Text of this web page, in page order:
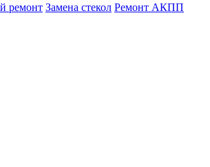
ремонт Замена стекол Ремонт АКПП